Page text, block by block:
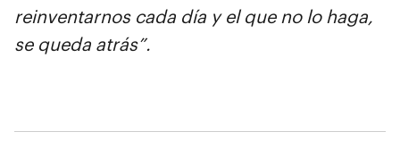
reinventarnos cada día y el que no lo haga,
se queda atrás”.